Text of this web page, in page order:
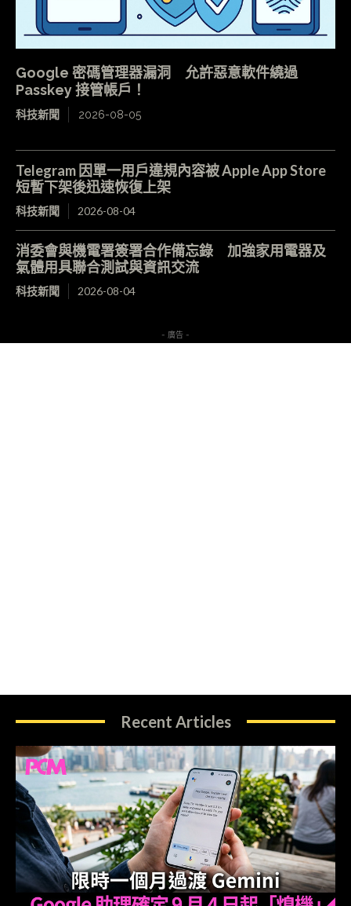
Google 密碼管理器漏洞 允許惡意軟件繞過
Passkey 接管帳戶！
科技新聞 2026-08-05
Telegram 因單一用戶違規內容被 Apple App Store
短暫下架後迅速恢復上架
科技新聞 2026-08-04
消委會與機電署簽署合作備忘錄 加強家用電器及
氣體用具聯合測試與資訊交流
科技新聞 2026-08-04
- 廣告 -
Recent Articles